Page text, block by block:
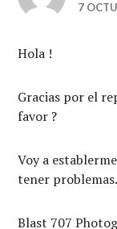
7
Hola !
Gracias por el
favor ?
Voy a
tener problemas.
Blast 707